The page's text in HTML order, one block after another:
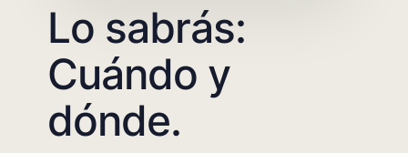
Lo sabrás:
Cuándo y
dónde.